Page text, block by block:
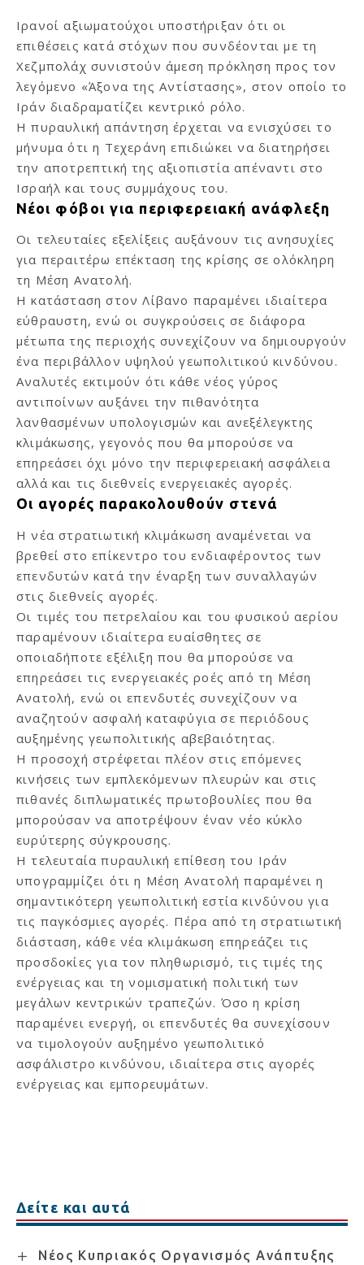
Ιρανοί αξιωματούχοι υποστήριξαν ότι οι
επιθέσεις κατά στόχων που συνδέονται με τη
Χεζμπολάχ συνιστούν άμεση πρόκληση προς τον
λεγόμενο «Άξονα της Αντίστασης», στον οποίο το
Ιράν διαδραματίζει κεντρικό ρόλο.
Η πυραυλική απάντηση έρχεται να ενισχύσει το
μήνυμα ότι η Τεχεράνη επιδιώκει να διατηρήσει
την αποτρεπτική της αξιοπιστία απέναντι στο
Ισραήλ και τους συμμάχους του.
Νέοι φόβοι για περιφερειακή ανάφλεξη
Οι τελευταίες εξελίξεις αυξάνουν τις ανησυχίες
για περαιτέρω επέκταση της κρίσης σε ολόκληρη
τη Μέση Ανατολή.
Η κατάσταση στον Λίβανο παραμένει ιδιαίτερα
εύθραυστη, ενώ οι συγκρούσεις σε διάφορα
μέτωπα της περιοχής συνεχίζουν να δημιουργούν
ένα περιβάλλον υψηλού γεωπολιτικού κινδύνου.
Αναλυτές εκτιμούν ότι κάθε νέος γύρος
αντιποίνων αυξάνει την πιθανότητα
λανθασμένων υπολογισμών και ανεξέλεγκτης
κλιμάκωσης, γεγονός που θα μπορούσε να
επηρεάσει όχι μόνο την περιφερειακή ασφάλεια
αλλά και τις διεθνείς ενεργειακές αγορές.
Οι αγορές παρακολουθούν στενά
Η νέα στρατιωτική κλιμάκωση αναμένεται να
βρεθεί στο επίκεντρο του ενδιαφέροντος των
επενδυτών κατά την έναρξη των συναλλαγών
στις διεθνείς αγορές.
Οι τιμές του πετρελαίου και του φυσικού αερίου
παραμένουν ιδιαίτερα ευαίσθητες σε
οποιαδήποτε εξέλιξη που θα μπορούσε να
επηρεάσει τις ενεργειακές ροές από τη Μέση
Ανατολή, ενώ οι επενδυτές συνεχίζουν να
αναζητούν ασφαλή καταφύγια σε περιόδους
αυξημένης γεωπολιτικής αβεβαιότητας.
Η προσοχή στρέφεται πλέον στις επόμενες
κινήσεις των εμπλεκόμενων πλευρών και στις
πιθανές διπλωματικές πρωτοβουλίες που θα
μπορούσαν να αποτρέψουν έναν νέο κύκλο
ευρύτερης σύγκρουσης.
Η τελευταία πυραυλική επίθεση του Ιράν
υπογραμμίζει ότι η Μέση Ανατολή παραμένει η
σημαντικότερη γεωπολιτική εστία κινδύνου για
τις παγκόσμιες αγορές. Πέρα από τη στρατιωτική
διάσταση, κάθε νέα κλιμάκωση επηρεάζει τις
προσδοκίες για τον πληθωρισμό, τις τιμές της
ενέργειας και τη νομισματική πολιτική των
μεγάλων κεντρικών τραπεζών. Όσο η κρίση
παραμένει ενεργή, οι επενδυτές θα συνεχίσουν
να τιμολογούν αυξημένο γεωπολιτικό
ασφάλιστρο κινδύνου, ιδιαίτερα στις αγορές
ενέργειας και εμπορευμάτων.
Δείτε και αυτά
Νέος Κυπριακός Οργανισμός Ανάπτυξης